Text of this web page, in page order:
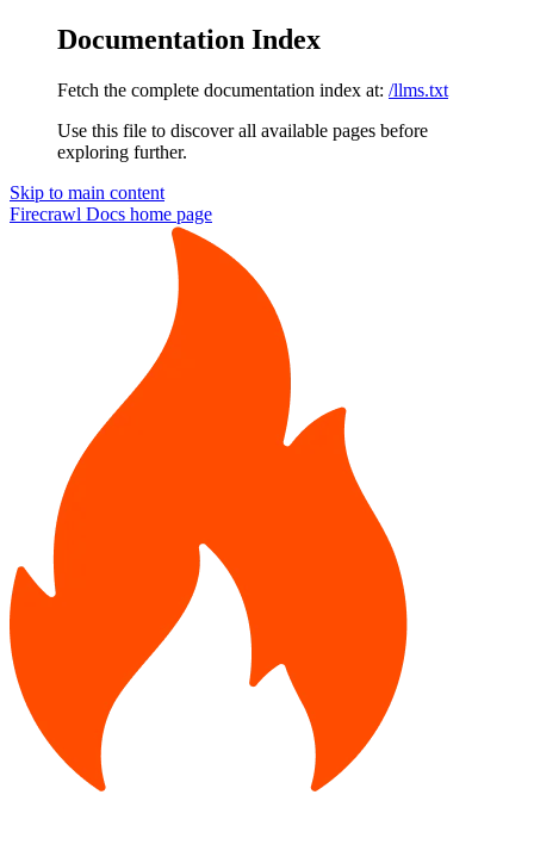
Documentation Index
Fetch the complete documentation index at: /llms.txt
Use this file to discover all available pages before
exploring further.
Skip to main content
Firecrawl Docs home page